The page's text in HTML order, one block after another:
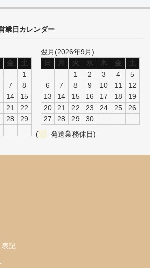
業日カレンダー
金
土
1
7
8
14
15
21
22
28
29
翌月(2026年9月)
日
月 火 水 木 金
土
1
2 3 4
5
6
7 8 9 10 11
12
13
14 15 16 17 18
19
20
21 22 23 24 25
26
27
28 29
30
(
発送業務休日)
表記